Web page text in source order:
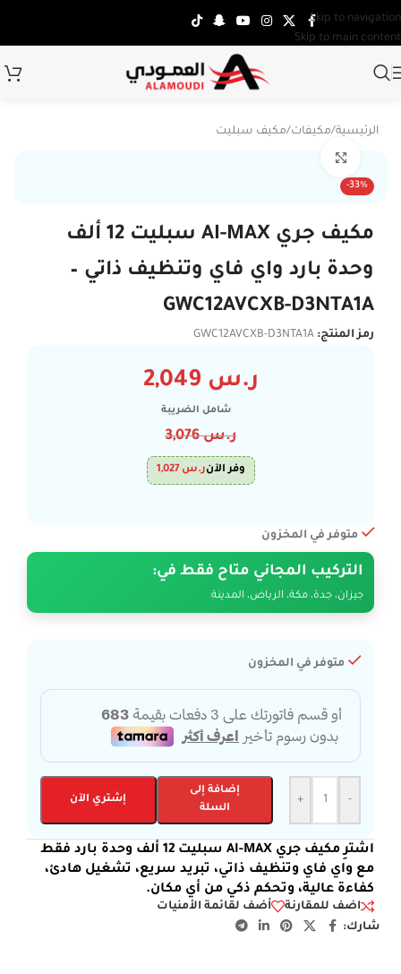
Skip to navigation
Skip to main content
الرئيسية/مكيفات/مكيف سبليت
-33%
مكيف جري AI-MAX سبليت 12 ألف
وحدة بارد واي فاي وتنظيف ذاتي –
GWC12AVCXB-D3NTA1A
رمز المنتج: GWC12AVCXB-D3NTA1A
ر.س
شامل الضريبة
ر.س3,076
وفر الآنر.س 1,027
متوفر في المخزون
التركيب المجاني متاح فقط في:
جيزان، جدة، مكة، الرياض، المدينة
متوفر في المخزون
-
+
إضافة إلى
السلة
إشتري الآن
اشترِ مكيف جري AI-MAX سبليت 12 ألف وحدة بارد فقط
مع واي فاي وتنظيف ذاتي، تبريد سريع، تشغيل هادئ،
كفاءة عالية، وتحكم ذكي من أي مكان.
اضف للمقارنة
أضف لقائمة الأمنيات
شارك: